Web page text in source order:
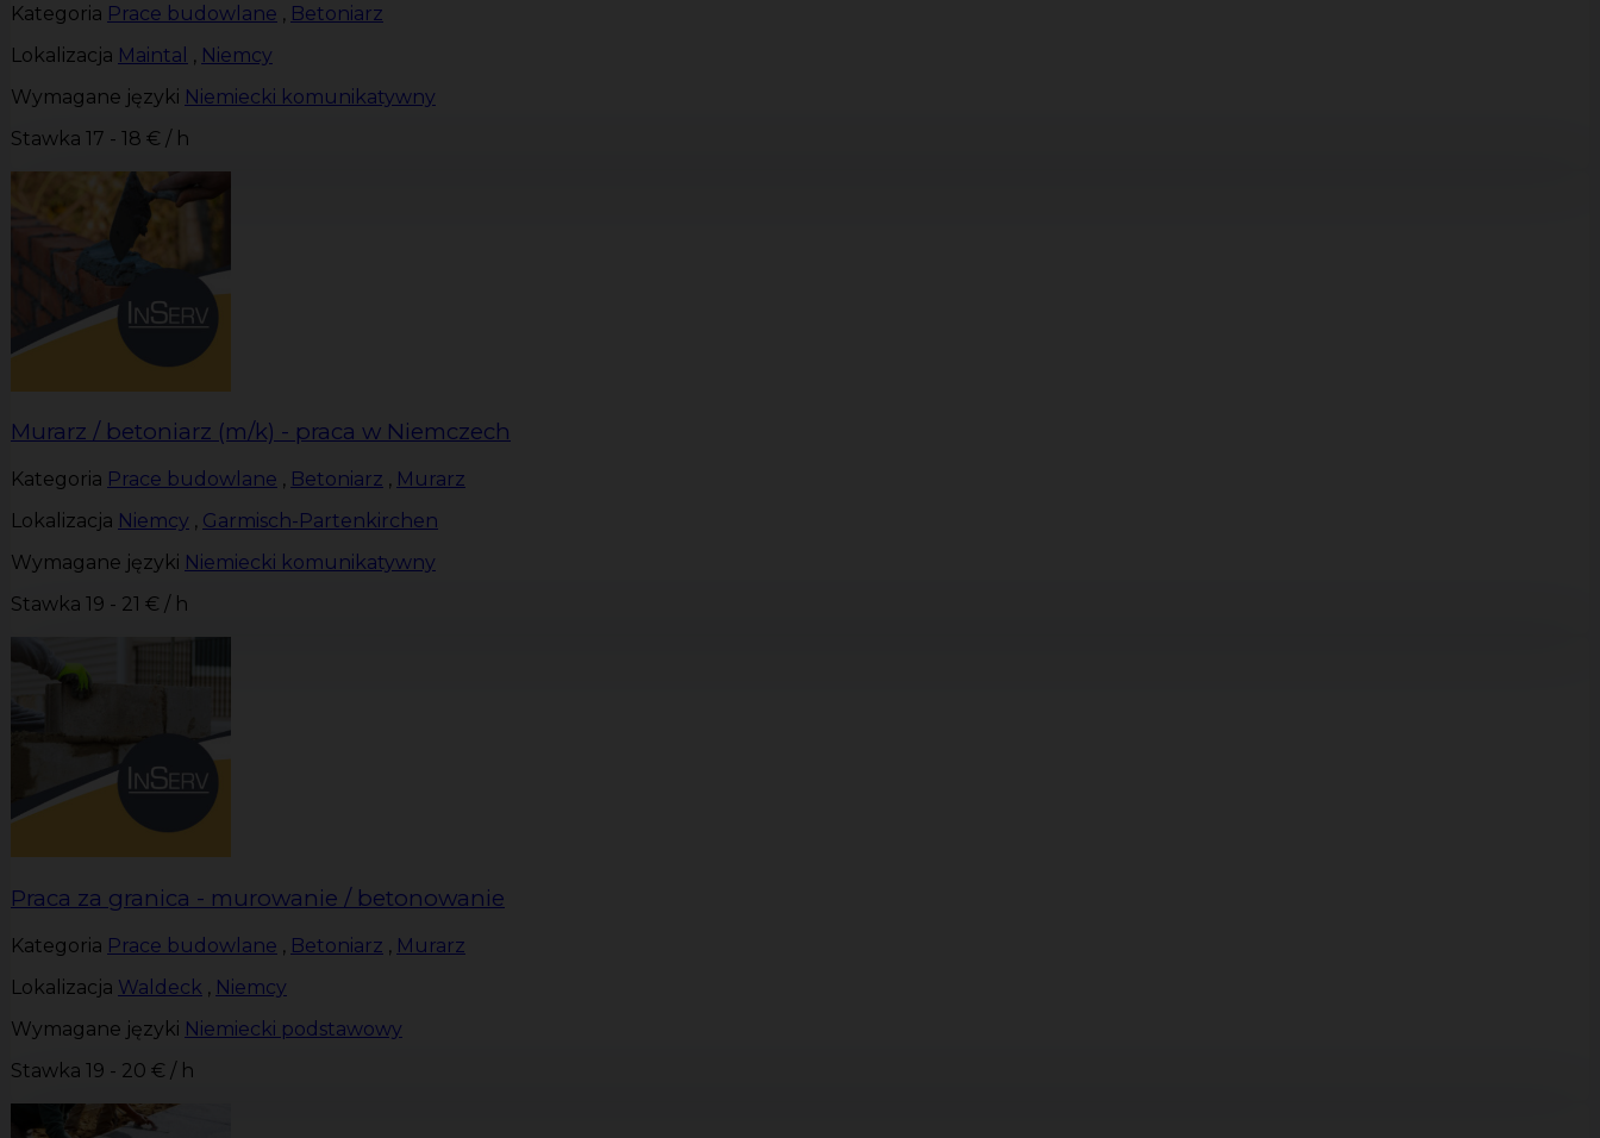
Kategoria Prace budowlane , Betoniarz
Lokalizacja Maintal , Niemcy
Wymagane języki Niemiecki komunikatywny
Stawka 17 - 18 € / h
Murarz / betoniarz (m/k) - praca w Niemczech
Kategoria Prace budowlane , Betoniarz , Murarz
Lokalizacja Niemcy , Garmisch-Partenkirchen
Wymagane języki Niemiecki komunikatywny
Stawka 19 - 21 € / h
Praca za granica - murowanie / betonowanie
Kategoria Prace budowlane , Betoniarz , Murarz
Lokalizacja Waldeck , Niemcy
Wymagane języki Niemiecki podstawowy
Stawka 19 - 20 € / h